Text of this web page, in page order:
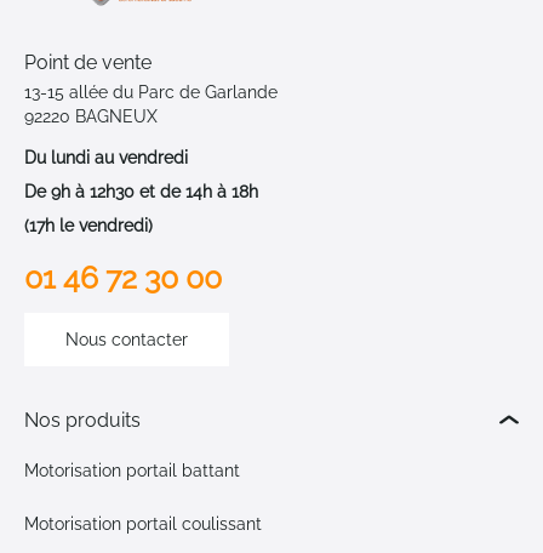
Point de vente
13-15 allée du Parc de Garlande
92220 BAGNEUX
Du lundi au vendredi
De 9h à 12h30 et de 14h à 18h
(17h le vendredi)
01 46 72 30 00
Nous contacter
Nos produits
Motorisation portail battant
Motorisation portail coulissant